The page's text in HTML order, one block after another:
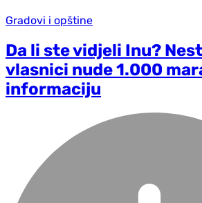
Gradovi i opštine
Da li ste vidjeli Inu?
vlasnici nude 1.000
informaciju